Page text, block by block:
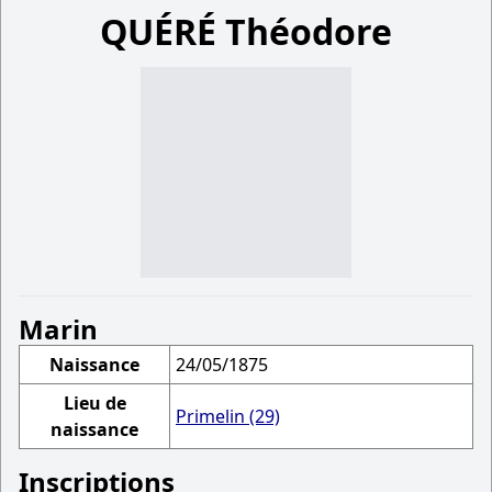
QUÉRÉ Théodore
Marin
Naissance
24/05/1875
Lieu de
naissance
Primelin (29)
Inscriptions